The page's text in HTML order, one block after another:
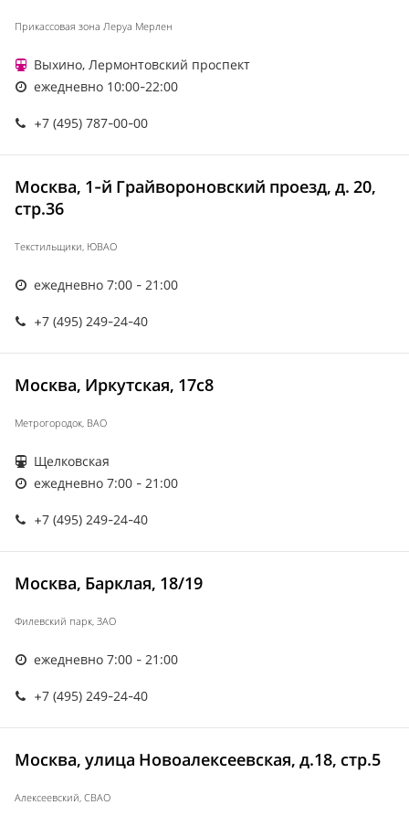
Прикассовая зона Леруа Мерлен
Выхино, Лермонтовский проспект
ежедневно 10:00-22:00
+7 (495) 787-00-00
Москва, 1-й Грайвороновский проезд, д. 20,
стр.36
Текстильщики, ЮВАО
ежедневно 7:00 - 21:00
+7 (495) 249-24-40
Москва, Иркутская, 17с8
Метрогородок, ВАО
Щелковская
ежедневно 7:00 - 21:00
+7 (495) 249-24-40
Москва, Барклая, 18/19
Филевский парк, ЗАО
ежедневно 7:00 - 21:00
+7 (495) 249-24-40
Москва, улица Новоалексеевская, д.18, стр.5
Алексеевский, СВАО